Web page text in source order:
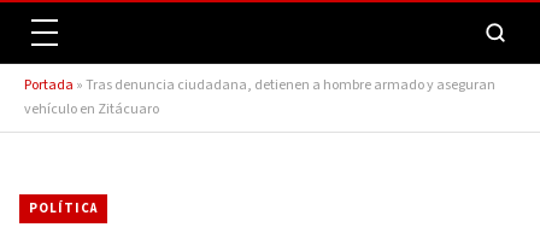
Portada »Tras denuncia ciudadana, detienen a hombre armado y aseguran
vehículo en Zitácuaro
POLÍTICA